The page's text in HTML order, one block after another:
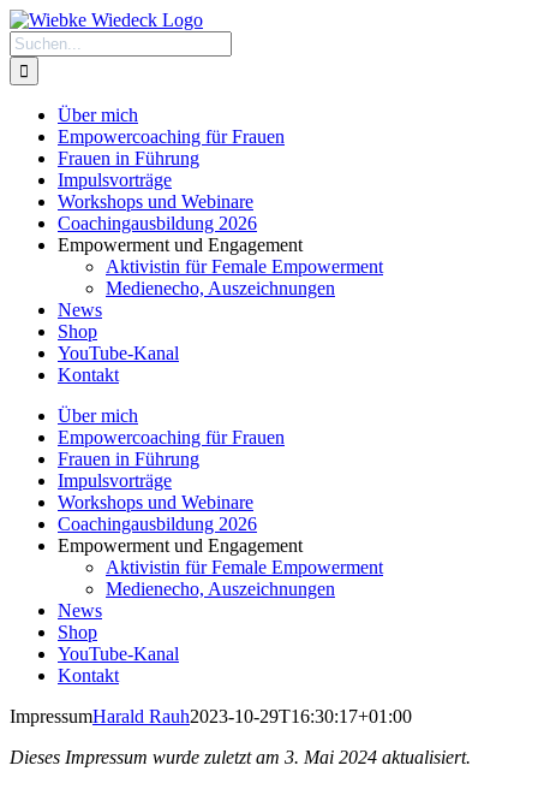
Zum
Inhalt
springen
Suche
nach:
Über mich
Empowercoaching für Frauen
Frauen in Führung
Impulsvorträge
Workshops und Webinare
Coachingausbildung 2026
Empowerment und Engagement
Aktivistin für Female Empowerment
Medienecho, Auszeichnungen
News
Shop
YouTube-Kanal
Kontakt
Über mich
Empowercoaching für Frauen
Frauen in Führung
Impulsvorträge
Workshops und Webinare
Coachingausbildung 2026
Empowerment und Engagement
Aktivistin für Female Empowerment
Medienecho, Auszeichnungen
News
Shop
YouTube-Kanal
Kontakt
ImpressumHarald Rauh2023-10-29T16:30:17+01:00
Dieses Impressum wurde zuletzt am 3. Mai 2024 aktualisiert.